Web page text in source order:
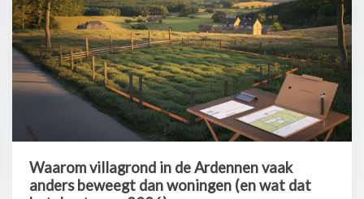
Waarom villagrond in de Ardennen vaak
anders beweegt dan woningen (en wat dat